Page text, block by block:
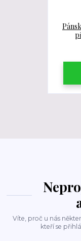
Víte, proč u nás
kteří se